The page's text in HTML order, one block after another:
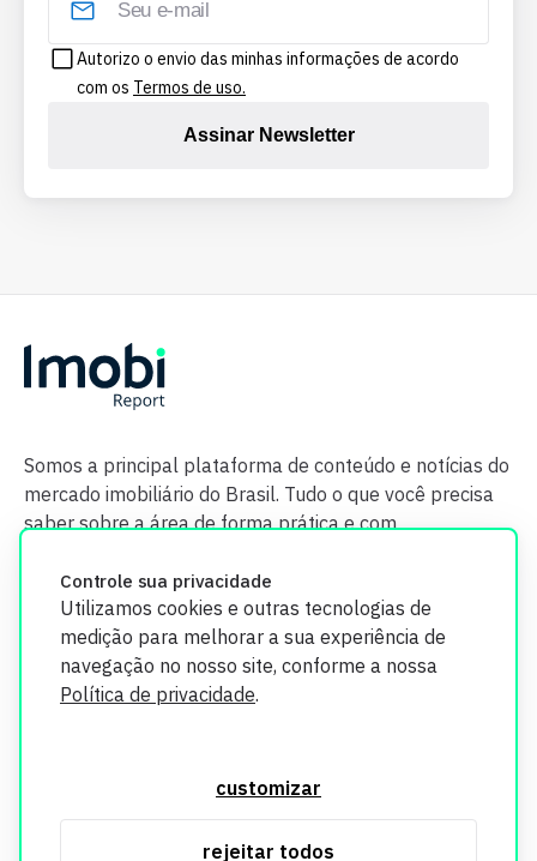
Controle sua privacidade
Utilizamos cookies e outras tecnologias de
medição para melhorar a sua experiência de
navegação no nosso site, conforme a nossa
Política de privacidade.
customizar
rejeitar todos
Autorizo o envio das minhas informações de acordo
com os Termos de uso.
Assinar Newsletter
Somos a principal plataforma de conteúdo e notícias do
mercado imobiliário do Brasil. Tudo o que você precisa
saber sobre a área de forma prática e com
segurança. Todos os dados coletados em nosso site são
utilizados exclusivamente para fins de aprimoramento de
informações, consulte nossa Política de Privacidade.